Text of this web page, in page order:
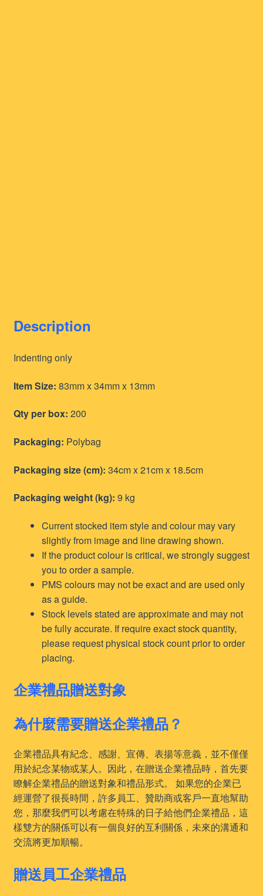
Description
Indenting only
Item Size: 83mm x 34mm x 13mm
Qty per box: 200
Packaging: Polybag
Packaging size (cm): 34cm x 21cm x 18.5cm
Packaging weight (kg): 9 kg
Current stocked item style and colour may vary
slightly from image and line drawing shown.
If the product colour is critical, we strongly suggest
you to order a sample.
PMS colours may not be exact and are used only
as a guide.
Stock levels stated are approximate and may not
be fully accurate. If require exact stock quantity,
please request physical stock count prior to order
placing.
企業禮品贈送對象
為什麼需要贈送企業禮品？
企業禮品具有紀念、感謝、宣傳、表揚等意義，並不僅僅
用於紀念某物或某人。因此，在贈送企業禮品時，首先要
瞭解企業禮品的贈送對象和禮品形式。 如果您的企業已
經運營了很長時間，許多員工、贊助商或客戶一直地幫助
您，那麼我們可以考慮在特殊的日子給他們企業禮品，這
樣雙方的關係可以有一個良好的互利關係，未來的溝通和
交流將更加順暢。
贈送員工企業禮品